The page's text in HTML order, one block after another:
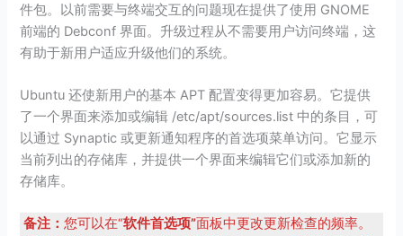
件包。以前需要与终端交互的问题现在提供了使用 GNOME
前端的 Debconf 界面。升级过程从不需要用户访问终端，这
有助于新用户适应升级他们的系统。
Ubuntu 还使新用户的基本 APT 配置变得更加容易。它提供
了一个界面来添加或编辑 /etc/apt/sources.list 中的条目，可
以通过 Synaptic 或更新通知程序的首选项菜单访问。它显示
当前列出的存储库，并提供一个界面来编辑它们或添加新的
存储库。
备注：您可以在“软件首选项”面板中更改更新检查的频率。